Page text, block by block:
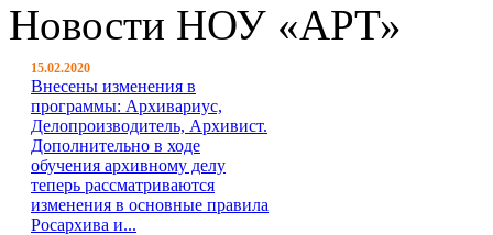
Новости НОУ «АРТ»
15.02.2020
Внесены изменения в
программы: Архивариус,
Делопроизводитель, Архивист.
Дополнительно в ходе
обучения архивному делу
теперь рассматриваются
изменения в основные правила
Росархива и...